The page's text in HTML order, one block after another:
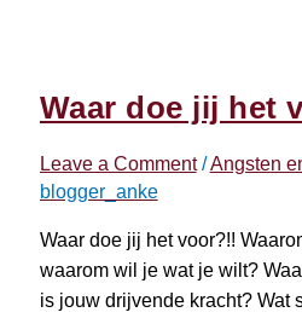
Waar doe jij het
Leave a Comment /Angsten
blogger_anke
Waar doe jij het voor?!!
waarom wil je wat je wilt?
is jouw drijvende kracht? Wat